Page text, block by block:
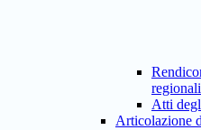
Atti
Articolazione